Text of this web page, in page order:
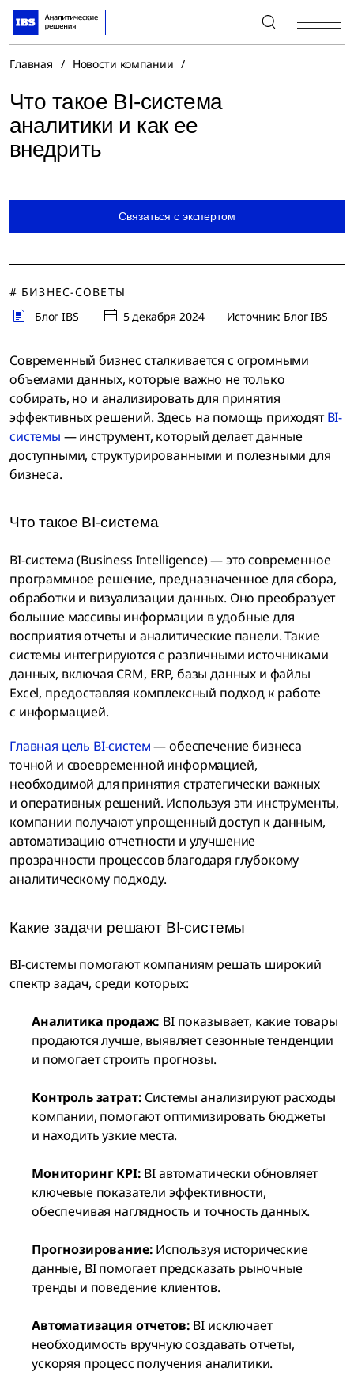
+7 (495) 967-80-80
Главная / Новости компании /
Что такое BI-система
аналитики и как ее
внедрить
Связаться с экспертом
# БИЗНЕС-СОВЕТЫ
Блог IBS
5 декабря 2024 Источник: Блог IBS
Современный бизнес сталкивается с огромными
объемами данных, которые важно не только
собирать, но и анализировать для принятия
эффективных решений. Здесь на помощь приходятBI-
системы — инструмент, который делает данные
доступными, структурированными и полезными для
бизнеса.
Что такое BI-система
BI-система (Business Intelligence) — это современное
программное решение, предназначенное для сбора,
обработки и визуализации данных. Оно преобразует
большие массивы информации в удобные для
восприятия отчеты и аналитические панели. Такие
системы интегрируются с различными источниками
данных, включая CRM, ERP, базы данных и файлы
Excel, предоставляя комплексный подход к работе
с информацией.
Главная цель BI-систем— обеспечение бизнеса
точной и своевременной информацией,
необходимой для принятия стратегически важных
и оперативных решений. Используя эти инструменты,
компании получают упрощенный доступ к данным,
автоматизацию отчетности и улучшение
прозрачности процессов благодаря глубокому
аналитическому подходу.
Какие задачи решают BI-системы
BI-системы помогают компаниям решать широкий
спектр задач, среди которых:
Аналитика продаж: BI показывает, какие товары
продаются лучше, выявляет сезонные тенденции
и помогает строить прогнозы.
Контроль затрат: Системы анализируют расходы
компании, помогают оптимизировать бюджеты
и находить узкие места.
Мониторинг KPI: BI автоматически обновляет
ключевые показатели эффективности,
обеспечивая наглядность и точность данных.
Прогнозирование: Используя исторические
данные, BI помогает предсказать рыночные
тренды и поведение клиентов.
Автоматизация отчетов: BI исключает
необходимость вручную создавать отчеты,
ускоряя процесс получения аналитики.